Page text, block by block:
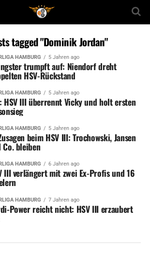
tagged "Dominik Jordan"
HAMBURG 5 Jahren ago
trumpft auf: Niendorf dreht
HSV-Rückstand
HAMBURG 5 Jahren ago
HSV III überrennt Vicky und holt ersten
HAMBURG 5 Jahren ago
beim HSV III: Trochowski, Jansen
Co. bleiben
HAMBURG 6 Jahren ago
III verlängert mit zwei Ex-Profis und 16
HAMBURG 7 Jahren ago
Power reicht nicht: HSV III erzaubert